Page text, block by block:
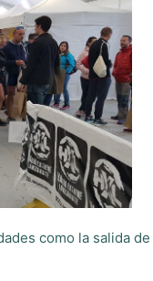
como la salida